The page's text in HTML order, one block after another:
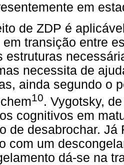
em
de ZDP é
em transição entre
estruturas
necessita de
ainda segundo o
10. Vygotsky,
cognitivos em
de desabrochar.
com um
dá-se na